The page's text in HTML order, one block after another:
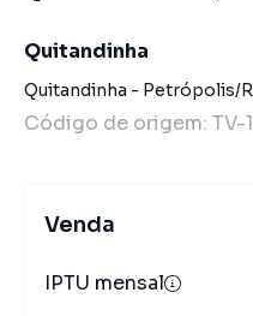
Quitandinha
Quitandinha - Petrópolis/
Código de origem: TV-
Venda
IPTU mensal